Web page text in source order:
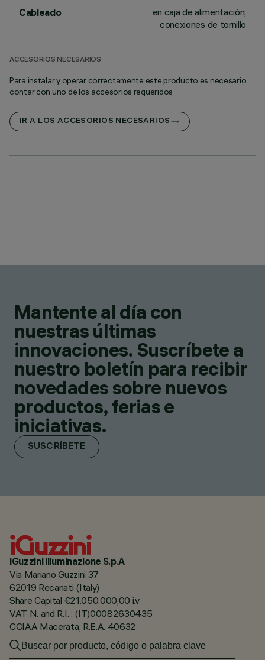
Cableado
en caja de alimentación;
conexiones de tornillo
ACCESORIOS NECESARIOS
Para instalar y operar correctamente este producto es necesario
contar con uno de los accesorios requeridos
IR A LOS ACCESORIOS NECESARIOS
Mantente al día con
nuestras últimas
innovaciones. Suscríbete a
nuestro boletín para recibir
novedades sobre nuevos
productos, ferias e
iniciativas.
SUSCRÍBETE
iGuzzini illuminazione S.p.A
Via Mariano Guzzini 37
62019 Recanati (Italy)
Share Capital €21.050.000,00 i.v.
VAT N. and R.I. : (IT)00082630435
CCIAA Macerata, R.E.A. 40632